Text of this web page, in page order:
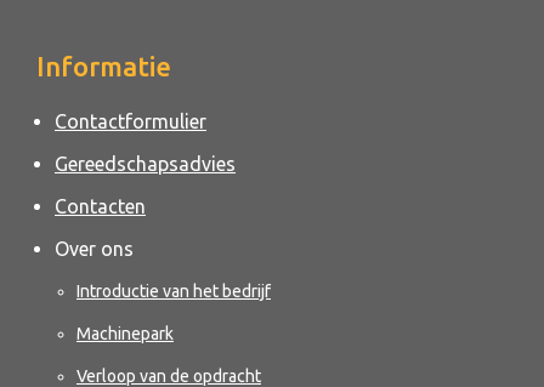
Informatie
Contactformulier
Gereedschapsadvies
Contacten
Over ons
Introductie van het bedrijf
Machinepark
Verloop van de opdracht